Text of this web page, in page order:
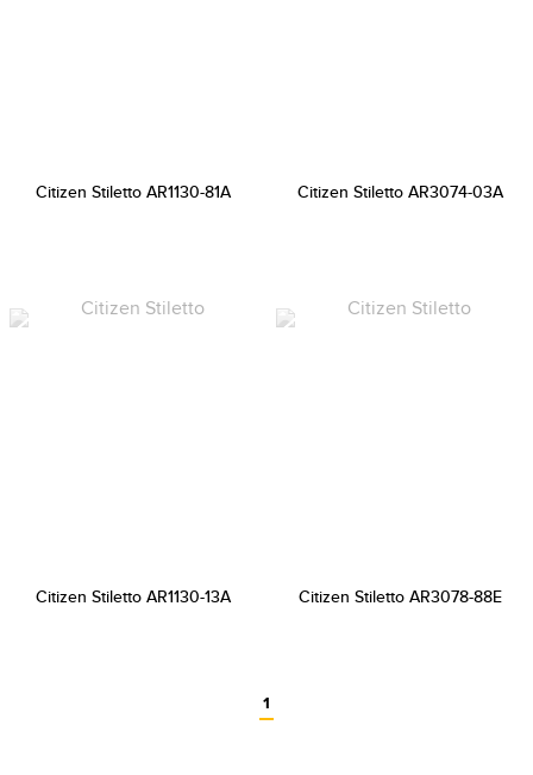
Citizen Stiletto AR1130-81A Citizen Stiletto AR3074-03A
Citizen Stiletto AR1130-13A Citizen Stiletto AR3078-88E
1